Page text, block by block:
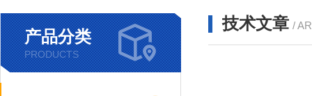
产品分类
PRODUCTS
技术文章 /